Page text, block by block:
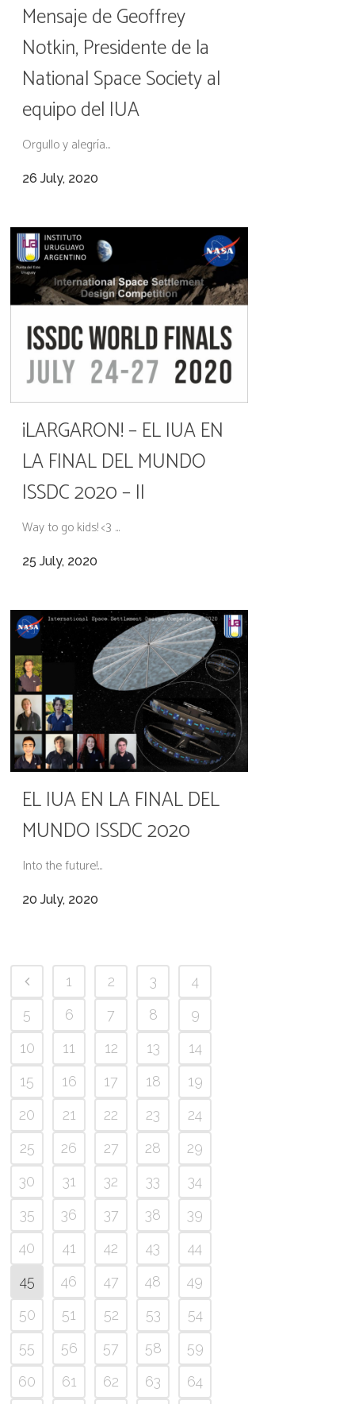
Mensaje de Geoffrey
Notkin, Presidente de la
National Space Society al
equipo del IUA
Orgullo y alegría...
26 July, 2020
¡LARGARON! – EL IUA EN
LA FINAL DEL MUNDO
ISSDC 2020 – II
Way to go kids! <3 ...
25 July, 2020
EL IUA EN LA FINAL DEL
MUNDO ISSDC 2020
Into the future!...
20 July, 2020
1 2 3
4
5
6 7 8
9
10
11 12 13
14
15
16 17 18
19
20
21 22 23
24
25
26 27 28
29
30
31 32 33
34
35
36 37 38
39
40
41 42 43
44
45
46 47 48
49
50
51 52 53
54
55
56 57 58
59
60
61 62 63 64